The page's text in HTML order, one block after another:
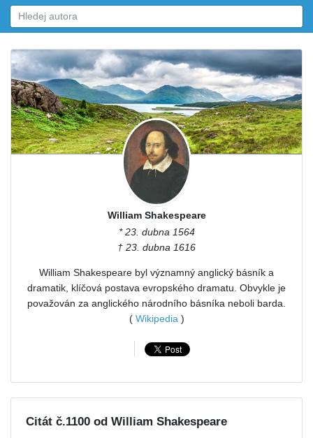
William Shakespeare
* 23. dubna 1564
† 23. dubna 1616
William Shakespeare byl významný anglický básník a
dramatik, klíčová postava evropského dramatu. Obvykle je
považován za anglického národního básníka neboli barda.
( Wikipedia )
Citát č.1100 od William Shakespeare